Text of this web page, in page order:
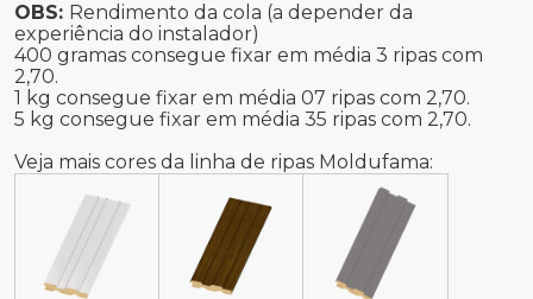
OBS: Rendimento da cola (a depender da
experiência do instalador)
400 gramas consegue fixar em média 3 ripas com
2,70.
1 kg consegue fixar em média 07 ripas com 2,70.
5 kg consegue fixar em média 35 ripas com 2,70.
Veja mais cores da linha de ripas Moldufama: